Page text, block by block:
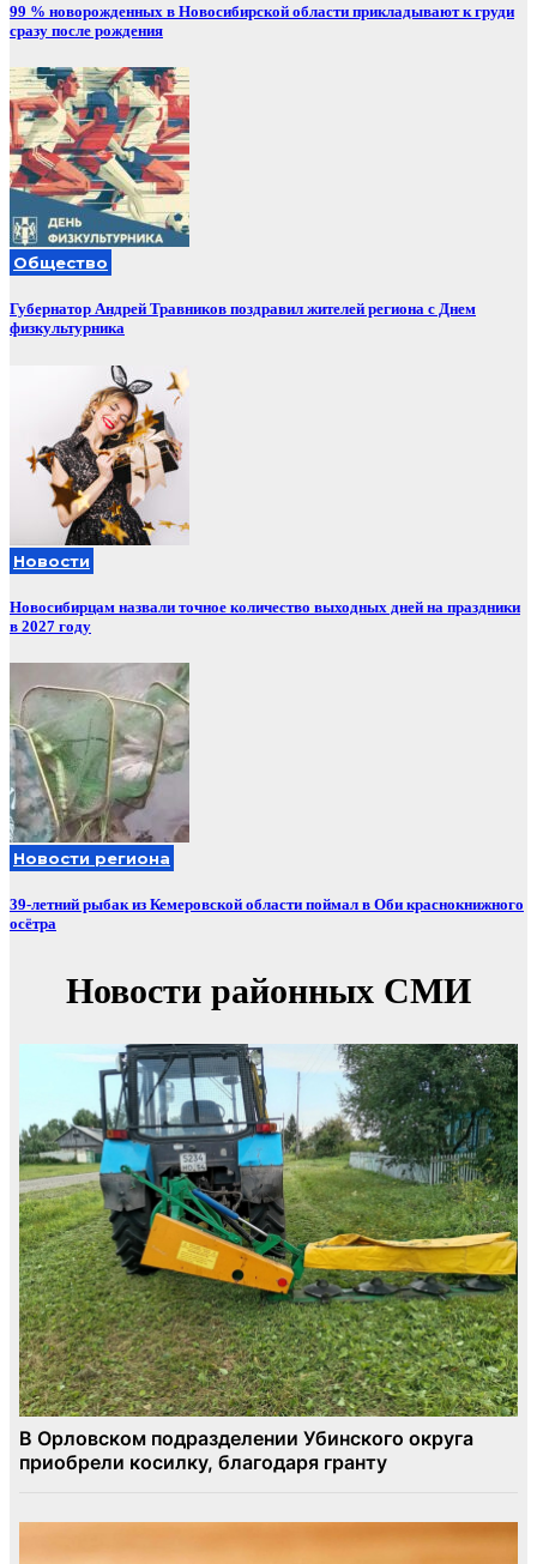
99 % новорожденных в Новосибирской области прикладывают к груди
сразу после рождения
Общество
Губернатор Андрей Травников поздравил жителей региона с Днем
физкультурника
Новости
Новосибирцам назвали точное количество выходных дней на праздники
в 2027 году
Новости региона
39-летний рыбак из Кемеровской области поймал в Оби краснокнижного
осётра